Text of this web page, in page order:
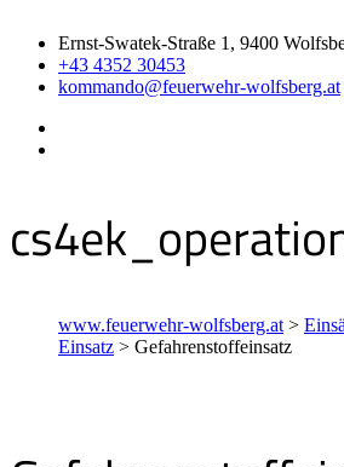
Ernst-Swatek-Straße 1, 9400
+43 4352 30453
kommando@feuerwehr-wolfsberg.at
www.feuerwehr-wolfsberg.at >
Einsatz > Gefahrenstoffeinsatz